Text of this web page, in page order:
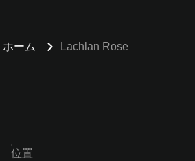
ホーム Lachlan Rose
位置